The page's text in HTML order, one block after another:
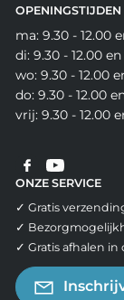
OPENINGSTIJDEN
ma: 9.30 - 12.00
di: 9.30 - 12.00
wo: 9.30 - 12.00
do: 9.30 - 12.00
vrij: 9.30 - 12.00
ONZE SERVICE
✓ Gratis
✓
✓ Gratis afhalen in